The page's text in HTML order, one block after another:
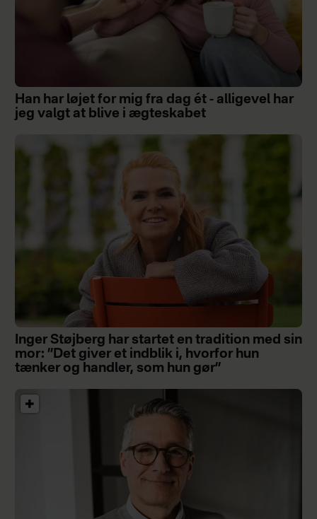
Han har løjet for mig fra dag ét - alligevel har
jeg valgt at blive i ægteskabet
Inger Støjberg har startet en tradition med sin
mor: ”Det giver et indblik i, hvorfor hun
tænker og handler, som hun gør”